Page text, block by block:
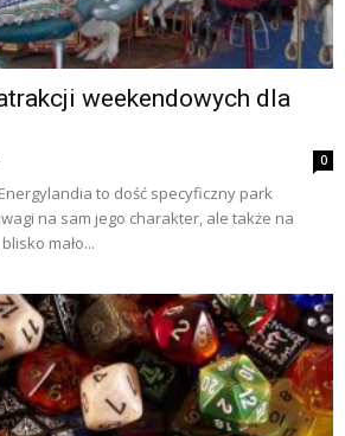
weekendowych dla
0
Energylandia to dość specyficzny park
na sam jego charakter, ale także na
mało...